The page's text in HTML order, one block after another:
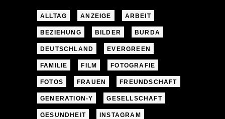
ALLTAG ANZEIGE ARBEIT
BEZIEHUNG BILDER BURDA
DEUTSCHLAND EVERGREEN
FAMILIE FILM FOTOGRAFIE
FOTOS FRAUEN FREUNDSCHAFT
GENERATION-Y GESELLSCHAFT
GESUNDHEIT INSTAGRAM